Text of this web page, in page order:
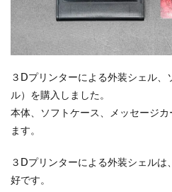
３Dプリンターによる外装シェル、
ル）を購入しました。
本体、ソフトケース、メッセージ
ます。
３Dプリンターによる外装シェルは
好です。